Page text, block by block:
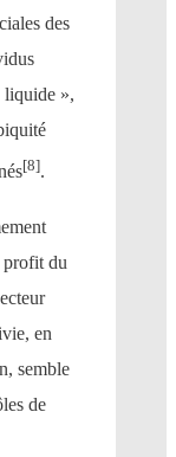
des
liquide »,
[8].
profit du
en
semble
de